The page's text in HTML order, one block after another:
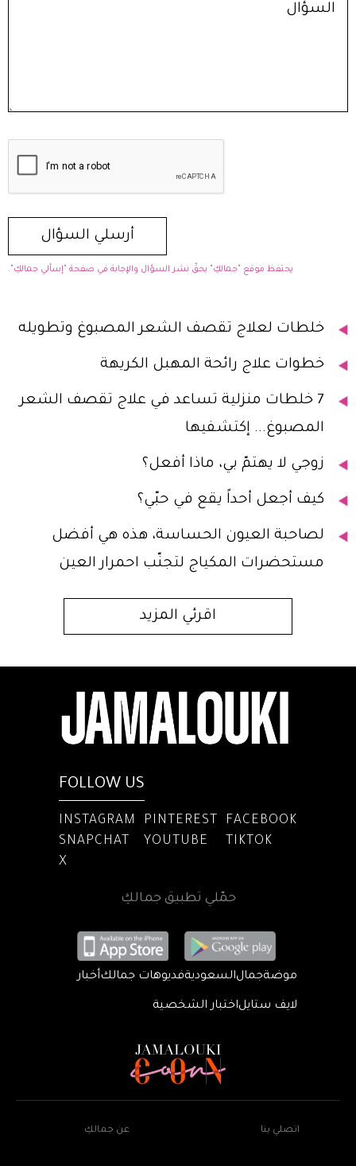
يحتفظ موقع "جمالكِ" بحقّ نشر السؤال والإجابة في صفحة "إسألي جمالكِ".
خلطات لعلاج تقصف الشعر المصبوغ وتطويله
خطوات علاج رائحة المهبل الكريهة
7 خلطات منزلية تساعد في علاج تقصف الشعر
المصبوغ... إكتشفيها
زوجي لا يهتمّ بي، ماذا أفعل؟
كيف أجعل أحداً يقع في حبّي؟
لصاحبة العيون الحساسة، هذه هي أفضل
مستحضرات المكياج لتجنّب احمرار العين
اقرئي المزيد
FOLLOW US
INSTAGRAM PINTEREST
FACEBOOK
SNAPCHAT
YOUTUBE
TIKTOK
X
حمّلي تطبيق جمالكِ
موضةجمالالسعوديةفديوهات جمالكأخبار
لايف ستايلاختبار الشخصية
اتصلي بنا عن جمالكِ